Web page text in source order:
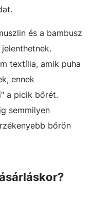
és a bambusz
textília, amik puha
ennek
a picik bőrét.
semmilyen
bőrön